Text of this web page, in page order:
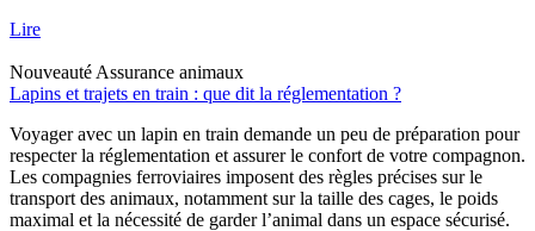
Lire
Nouveauté Assurance animaux
Lapins et trajets en train : que dit la réglementation ?
Voyager avec un lapin en train demande un peu de préparation pour
respecter la réglementation et assurer le confort de votre compagnon.
Les compagnies ferroviaires imposent des règles précises sur le
transport des animaux, notamment sur la taille des cages, le poids
maximal et la nécessité de garder l’animal dans un espace sécurisé.